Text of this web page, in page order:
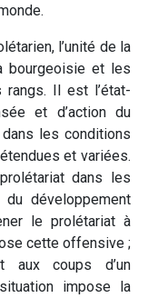
l’unité de la
bourgeoisie et les
rangs. Il est l’état-
et d’action du
les conditions
et variées.
dans les
développement
le prolétariat à
cette offensive ;
aux coups d’un
impose la